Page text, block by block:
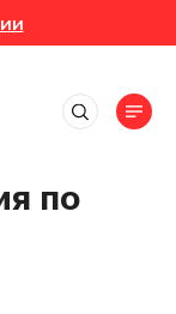
по